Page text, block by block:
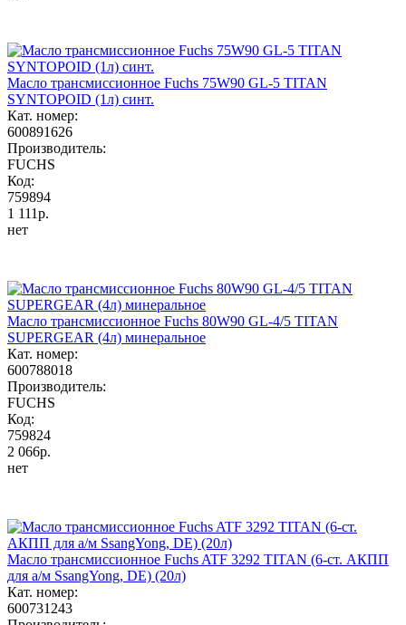
Масло трансмиссионное Fuchs 75W90 GL-5 TITAN
SYNTOPOID (1л) синт.
Кат. номер:
600891626
Производитель:
FUCHS
Код:
759894
1 111р.
нет
Масло трансмиссионное Fuchs 80W90 GL-4/5 TITAN
SUPERGEAR (4л) минеральное
Кат. номер:
600788018
Производитель:
FUCHS
Код:
759824
2 066р.
нет
Масло трансмиссионное Fuchs ATF 3292 TITAN (6-ст. АКПП
для а/м SsangYong, DE) (20л)
Кат. номер:
600731243